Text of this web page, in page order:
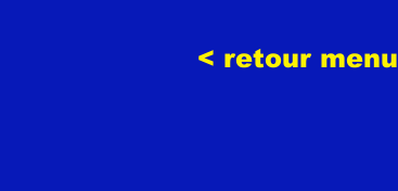
< retour menu